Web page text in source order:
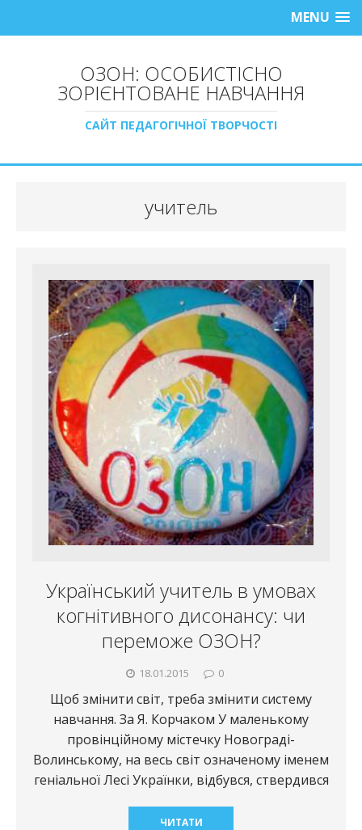
MENU
ОЗОН: ОСОБИСТІСНО
ЗОРІЄНТОВАНЕ НАВЧАННЯ
САЙТ ПЕДАГОГІЧНОЇ ТВОРЧОСТІ
учитель
Український учитель в умовах
когнітивного дисонансу: чи
переможе ОЗОН?
18.01.2015 0
Щоб змінити світ, треба змінити систему
навчання. За Я. Корчаком У маленькому
провінційному містечку Новограді-
Волинському, на весь світ означеному іменем
геніальної Лесі Українки, відбувся, ствердився
ЧИТАТИ